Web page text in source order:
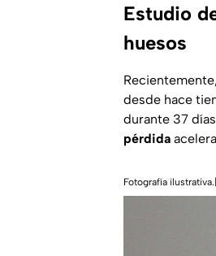
Estudio
huesos
desde hace
durante 37
pérdida
Fotografía